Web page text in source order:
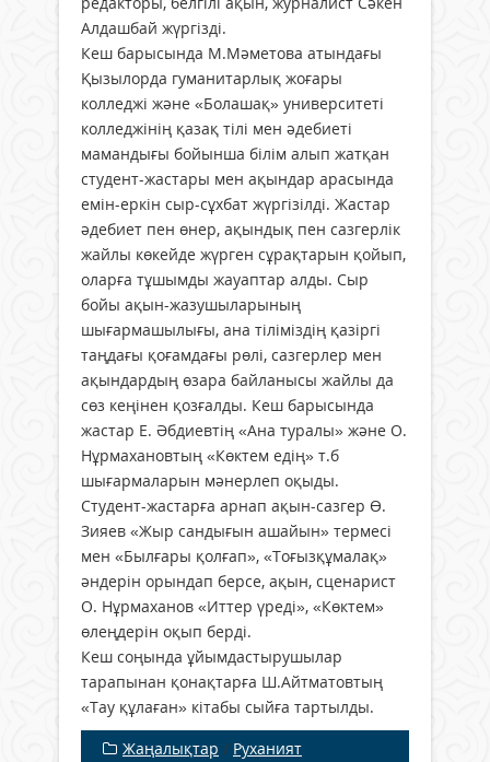
Алдашбай жүргізді.
Кеш барысында М.Мәметова атындағы
Қызылорда гуманитарлық жоғары
колледжі және «Болашақ» университеті
колледжінің қазақ тілі мен әдебиеті
мамандығы бойынша білім алып жатқан
студент-жастары мен ақындар арасында
емін-еркін сыр-сұхбат жүргізілді. Жастар
әдебиет пен өнер, ақындық пен сазгерлік
жайлы көкейде жүрген сұрақтарын қойып,
оларға тұшымды жауаптар алды. Сыр
бойы ақын-жазушыларының
шығармашылығы, ана тіліміздің қазіргі
таңдағы қоғамдағы рөлі, сазгерлер мен
ақындардың өзара байланысы жайлы да
сөз кеңінен қозғалды. Кеш барысында
жастар Е. Әбдиевтің «Ана туралы» және О.
Нұрмахановтың «Көктем едің» т.б
шығармаларын мәнерлеп оқыды.
Студент-жастарға арнап ақын-сазгер Ө.
Зияев «Жыр сандығын ашайын» термесі
мен «Былғары қолғап», «Тоғызқұмалақ»
әндерін орындап берсе, ақын, сценарист
О. Нұрмаханов «Иттер үреді», «Көктем»
өлеңдерін оқып берді.
Кеш соңында ұйымдастырушылар
тарапынан қонақтарға Ш.Айтматовтың
«Тау құлаған» кітабы сыйға тартылды.
Жаңалықтар / Руханият